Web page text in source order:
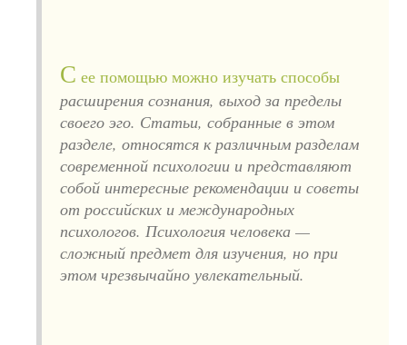
С ее помощью можно изучать способы
расширения сознания, выход за пределы
своего эго. Статьи, собранные в этом
разделе, относятся к различным разделам
современной психологии и представляют
собой интересные рекомендации и советы
от российских и международных
психологов. Психология человека —
сложный предмет для изучения, но при
этом чрезвычайно увлекательный.